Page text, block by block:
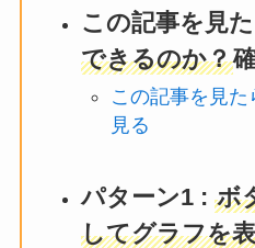
この記事を見
できるのか？
この記事を見
見る
パターン1 : ボ
してグラフを